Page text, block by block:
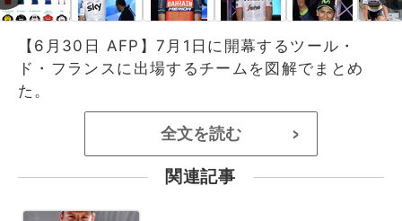
【6月30日 AFP】7月1日に開幕するツール・
ド・フランスに出場するチームを図解でまとめ
た。
全文を読む >
関連記事